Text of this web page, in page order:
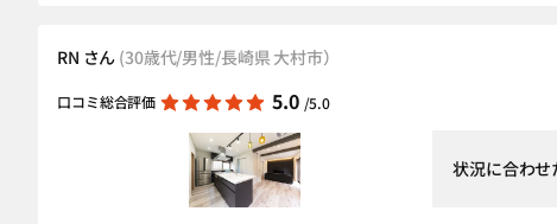
RN さん (30歳代/男性/長崎県 大村市）
口コミ総合評価 5.0 /5.0
状況に合わせ